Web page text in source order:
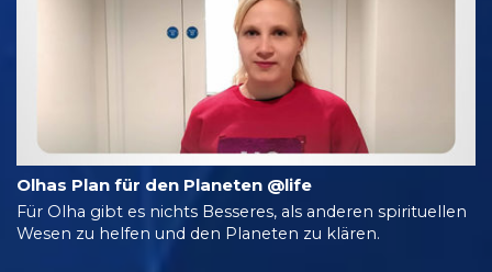
Olhas Plan für den Planeten @life
Für Olha gibt es nichts Besseres, als anderen spirituellen
Wesen zu helfen und den Planeten zu klären.